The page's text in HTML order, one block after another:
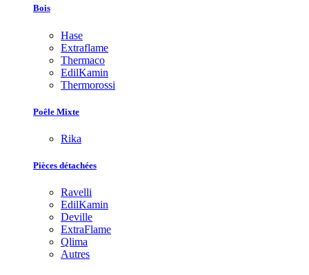
Bois
Hase
Extraflame
Thermaco
EdilKamin
Thermorossi
Poêle Mixte
Rika
Pièces détachées
Ravelli
EdilKamin
Deville
ExtraFlame
Qlima
Autres